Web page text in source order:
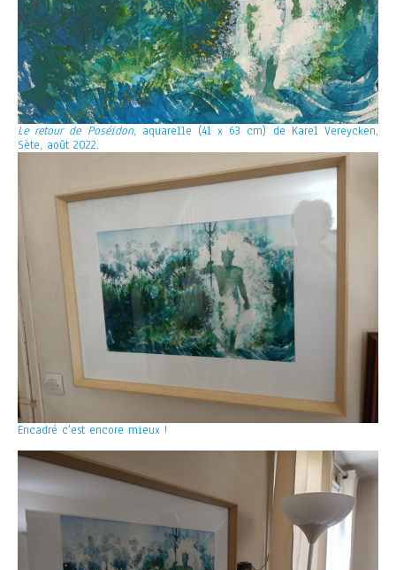
Le retour de Poséidon, aquarelle (41 x 63 cm) de Karel Vereycken,
Sète, août 2022.
Encadré c’est encore mieux !